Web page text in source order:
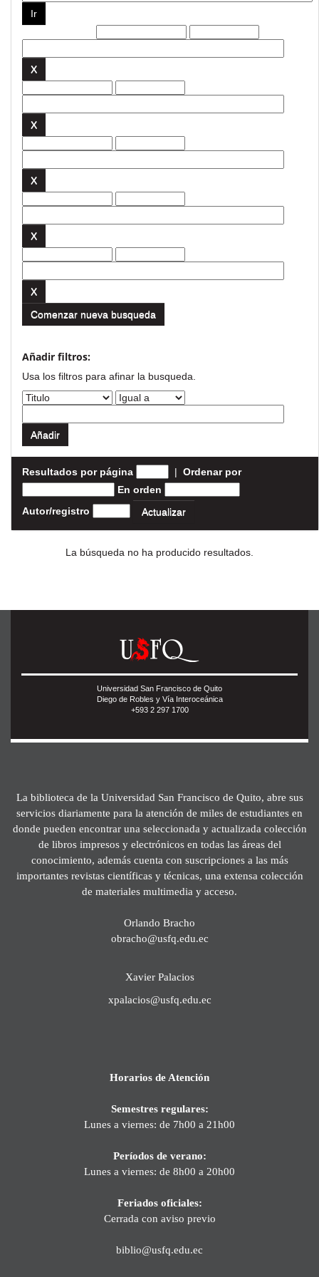
Comenzar nueva busqueda
Añadir filtros:
Usa los filtros para afinar la busqueda.
Resultados por página | Ordenar por
En orden
Autor/registro
La búsqueda no ha producido resultados.
Universidad San Francisco de Quito
Diego de Robles y Vía Interoceánica
+593 2 297 1700
La biblioteca de la Universidad San Francisco de Quito, abre sus
servicios diariamente para la atención de miles de estudiantes en
donde pueden encontrar una seleccionada y actualizada colección
de libros impresos y electrónicos en todas las áreas del
conocimiento, además cuenta con suscripciones a las más
importantes revistas científicas y técnicas, una extensa colección
de materiales multimedia y acceso.
Orlando Bracho
obracho@usfq.edu.ec
Xavier Palacios
xpalacios@usfq.edu.ec
Horarios de Atención
Semestres regulares:
Lunes a viernes: de 7h00 a 21h00
Períodos de verano:
Lunes a viernes: de 8h00 a 20h00
Feriados oficiales:
Cerrada con aviso previo
biblio@usfq.edu.ec